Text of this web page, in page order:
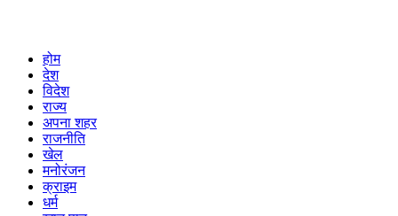
होम
देश
विदेश
राज्य
अपना शहर
राजनीति
खेल
मनोरंजन
क्राइम
धर्म